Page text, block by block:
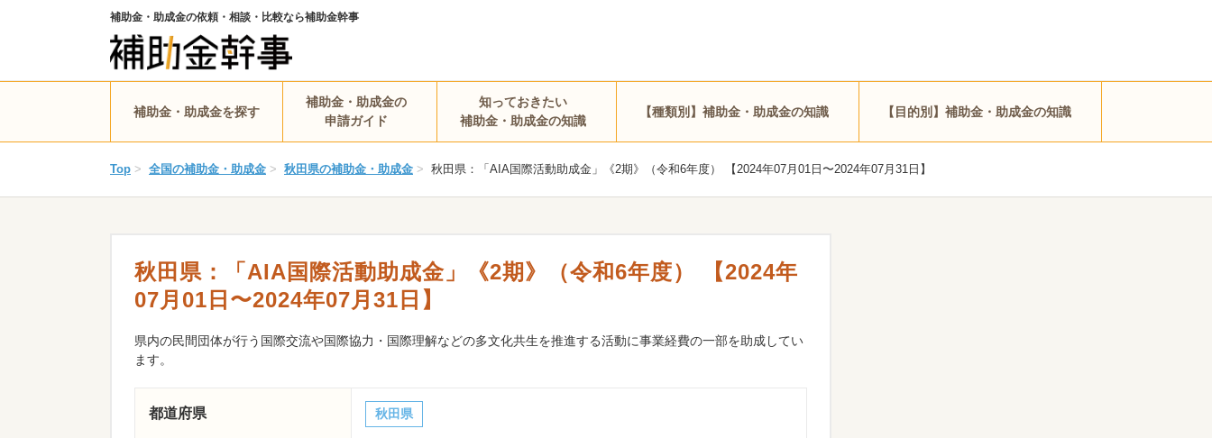
補助金・助成金の依頼・相談・比較なら補助金幹事
補助金・助成金を探す
補助金・助成金の
申請ガイド
知っておきたい
補助金・助成金の知識
【種類別】補助金・助成金の知識 【目的別】補助金・助成金の知識
Top > 全国の補助金・助成金 > 秋田県の補助金・助成金 > 秋田県：「AIA国際活動助成金」《2期》（令和6年度） 【2024年07月01日〜2024年07月31日】
秋田県：「AIA国際活動助成金」《2期》（令和6年度） 【2024年
07月01日〜2024年07月31日】
県内の民間団体が行う国際交流や国際協力・国際理解などの多文化共生を推進する活動に事業経費の一部を助成してい
ます。
都道府県 秋田県